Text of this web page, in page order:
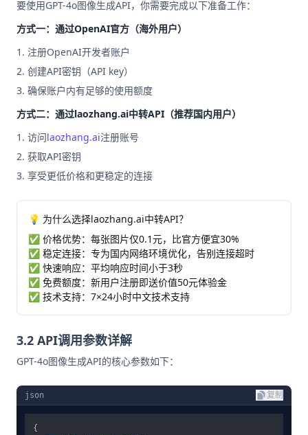
要使用GPT-4o图像生成API，你需要完成以下准备工作：
方式一：通过OpenAI官方（海外用户）
注册OpenAI开发者账户
创建API密钥（API key）
确保账户内有足够的使用额度
方式二：通过laozhang.ai中转API（推荐国内用户）
访问laozhang.ai注册账号
获取API密钥
享受更低价格和更稳定的连接
💡 为什么选择laozhang.ai中转API？
✅ 价格优势：每张图片仅0.1元，比官方便宜30%
✅ 稳定连接：专为国内网络环境优化，告别连接超时
✅ 快速响应：平均响应时间小于3秒
✅ 免费额度：新用户注册即送价值50元体验金
✅ 技术支持：7×24小时中文技术支持
3.2 API调用参数详解
GPT-4o图像生成API的核心参数如下：
json 复制
{